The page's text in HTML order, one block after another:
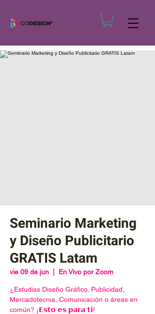
Seminario Marketing
y Diseño Publicitario
GRATIS Latam
vie 09 de jun
  |
En Vivo por Zoom
¿Estudias Diseño Gráfico, Publicidad,
Mercadotecnia, Comunicación o áreas en
común? ¡𝗘𝘀𝘁𝗼 𝗲𝘀 𝗽𝗮𝗿𝗮 𝘁𝗶!